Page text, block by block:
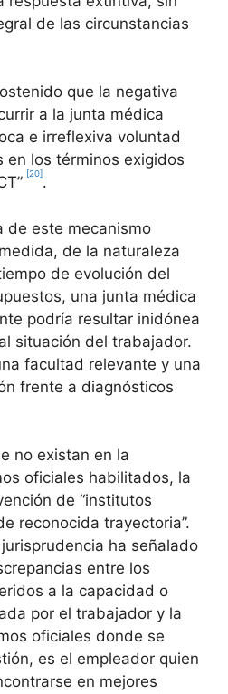
de las circunstancias
que la negativa
a la junta médica
e irreflexiva voluntad
en los términos exigidos
[20].
de este mecanismo
de la naturaleza
de evolución del
una junta médica
podría resultar inidónea
situación del trabajador.
facultad relevante y una
frente a diagnósticos
no existan en la
oficiales habilitados, la
de “institutos
reconocida trayectoria”.
ha señalado
entre los
a la capacidad o
por el trabajador y la
oficiales donde se
es el empleador quien
en mejores